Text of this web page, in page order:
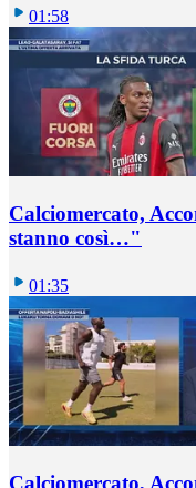
01:58
Calciomercato,
stanno così…"
01:35
Calciomercato,